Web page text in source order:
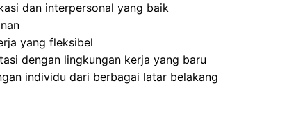
dan interpersonal yang baik
yang fleksibel
dengan lingkungan kerja yang baru
individu dari berbagai latar belakang